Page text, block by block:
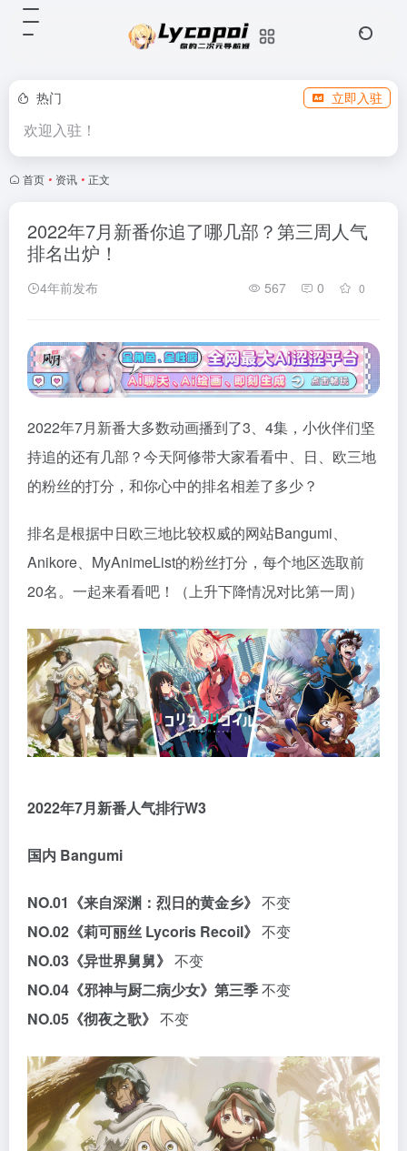
热门 立即入驻
欢迎入驻！
首页 • 资讯 • 正文
2022年7月新番你追了哪几部？第三周人气
排名出炉！
4年前发布 567 0 0
2022年7月新番大多数动画播到了3、4集，小伙伴们坚
持追的还有几部？今天阿修带大家看看中、日、欧三地
的粉丝的打分，和你心中的排名相差了多少？
排名是根据中日欧三地比较权威的网站Bangumi、
Anikore、MyAnimeList的粉丝打分，每个地区选取前
20名。一起来看看吧！（上升下降情况对比第一周）
2022年7月新番人气排行W3
国内 Bangumi
NO.01 《来自深渊：烈日的黄金乡》 不变
NO.02 《莉可丽丝 Lycoris Recoil》 不变
NO.03 《异世界舅舅》 不变
NO.04 《邪神与厨二病少女》第三季不变
NO.05 《彻夜之歌》 不变